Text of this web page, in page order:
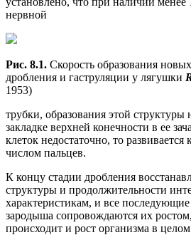
нервной
Рис. 8.1. Скорость образования
дробления и гаструляции у лягушки
1953)
трубки, образования этой
закладке верхней конечности в ее
клеток недостаточно, то
числом пальцев.
К концу стадии дробления
структуры и продолжительности
характеристикам, и все
зародыша сопровождаются их
происходит и рост организма в